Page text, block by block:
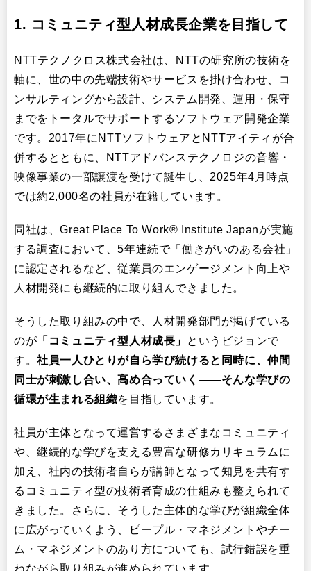
1. コミュニティ型人材成長企業を目指して
NTTテクノクロス株式会社は、NTTの研究所の技術を
軸に、世の中の先端技術やサービスを掛け合わせ、コ
ンサルティングから設計、システム開発、運用・保守
までをトータルでサポートするソフトウェア開発企業
です。2017年にNTTソフトウェアとNTTアイティが合
併するとともに、NTTアドバンステクノロジの音響・
映像事業の一部譲渡を受けて誕生し、2025年4月時点
では約2,000名の社員が在籍しています。
同社は、Great Place To Work® Institute Japanが実施
する調査において、5年連続で「働きがいのある会社」
に認定されるなど、従業員のエンゲージメント向上や
人材開発にも継続的に取り組んできました。
そうした取り組みの中で、人材開発部門が掲げている
のが 「コミュニティ型人材成長」
というビジョンで
す。社員一人ひとりが自ら学び続けると同時に、仲間
同士が刺激し合い、高め合っていく――そんな学びの
循環が生まれる組織を目指しています。
社員が主体となって運営するさまざまなコミュニティ
や、継続的な学びを支える豊富な研修カリキュラムに
加え、社内の技術者自らが講師となって知見を共有す
るコミュニティ型の技術者育成の仕組みも整えられて
きました。さらに、そうした主体的な学びが組織全体
に広がっていくよう、ピープル・マネジメントやチー
ム・マネジメントのあり方についても、試行錯誤を重
ねながら取り組みが進められています。